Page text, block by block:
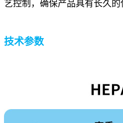
艺控制，确保产品具有长久的
技术参数